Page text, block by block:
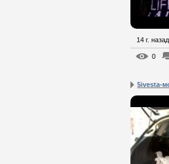
14 г. назад
0
5ivesta-